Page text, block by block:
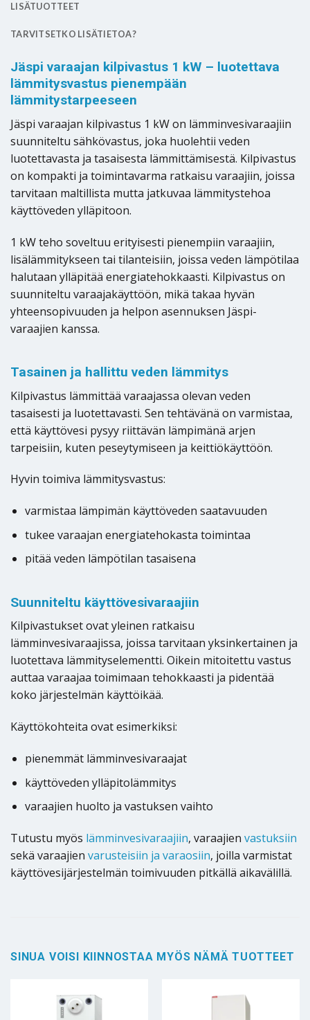
LISÄTUOTTEET
TARVITSETKO LISÄTIETOA?
Jäspi varaajan kilpivastus 1 kW – luotettava
lämmitysvastus pienempään
lämmitystarpeeseen
Jäspi varaajan kilpivastus 1 kW on lämminvesivaraajiin
suunniteltu sähkövastus, joka huolehtii veden
luotettavasta ja tasaisesta lämmittämisestä. Kilpivastus
on kompakti ja toimintavarma ratkaisu varaajiin, joissa
tarvitaan maltillista mutta jatkuvaa lämmitystehoa
käyttöveden ylläpitoon.
1 kW teho soveltuu erityisesti pienempiin varaajiin,
lisälämmitykseen tai tilanteisiin, joissa veden lämpötilaa
halutaan ylläpitää energiatehokkaasti. Kilpivastus on
suunniteltu varaajakäyttöön, mikä takaa hyvän
yhteensopivuuden ja helpon asennuksen Jäspi-
varaajien kanssa.
Tasainen ja hallittu veden lämmitys
Kilpivastus lämmittää varaajassa olevan veden
tasaisesti ja luotettavasti. Sen tehtävänä on varmistaa,
että käyttövesi pysyy riittävän lämpimänä arjen
tarpeisiin, kuten peseytymiseen ja keittiökäyttöön.
Hyvin toimiva lämmitysvastus:
varmistaa lämpimän käyttöveden saatavuuden
tukee varaajan energiatehokasta toimintaa
pitää veden lämpötilan tasaisena
Suunniteltu käyttövesivaraajiin
Kilpivastukset ovat yleinen ratkaisu
lämminvesivaraajissa, joissa tarvitaan yksinkertainen ja
luotettava lämmityselementti. Oikein mitoitettu vastus
auttaa varaajaa toimimaan tehokkaasti ja pidentää
koko järjestelmän käyttöikää.
Käyttökohteita ovat esimerkiksi:
pienemmät lämminvesivaraajat
käyttöveden ylläpitolämmitys
varaajien huolto ja vastuksen vaihto
Tutustu myös lämminvesivaraajiin, varaajien vastuksiin
sekä varaajien varusteisiin ja varaosiin, joilla varmistat
käyttövesijärjestelmän toimivuuden pitkällä aikavälillä.
SINUA VOISI KIINNOSTAA MYÖS NÄMÄ TUOTTEET